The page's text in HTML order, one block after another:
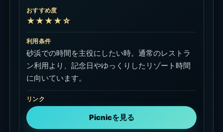
おすすめ度
★★★★☆
利用条件
砂浜での時間を主役にしたい時。通常のレストラ
ン利用より、記念日やゆっくりしたリゾート時間
に向いています。
リンク
Picnicを見る